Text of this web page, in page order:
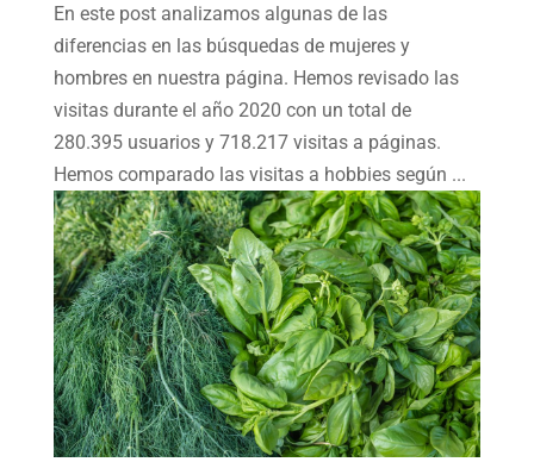
En este post analizamos algunas de las
diferencias en las búsquedas de mujeres y
hombres en nuestra página. Hemos revisado las
visitas durante el año 2020 con un total de
280.395 usuarios y 718.217 visitas a páginas.
Hemos comparado las visitas a hobbies según ...